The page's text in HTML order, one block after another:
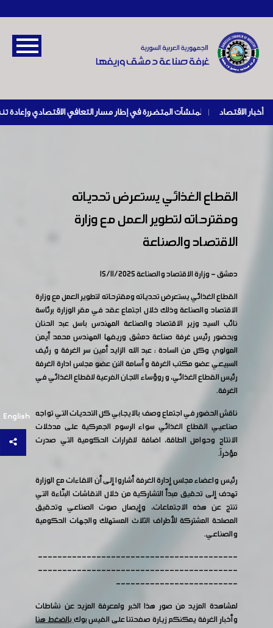
أخبار الاقتصاد |
English
القطاع الغذائي يستعرض تحدياته
ومقترحاته لتطوير العمل مع وزارة
الاقتصاد والصناعة
دمشق - وزارة الاقتصاد والصناعة 15/11/2025
القطاع الغذائي يستعرض تحدياته ومقترحاته لتطوير العمل مع وزارة
الاقتصاد والصناعة وذلك خلال اجتماع عقد في مقر الوزارة برئاسة
نائب السيد وزير الاقتصاد والصناعة المهندس باسل عبد الحنان
وبحضور رئيس غرفة صناعة دمشق وريفها المهندس محمد أيمن
المولوي وكل من السادة : عبد الله الزايد أمين سر الغرفة و رئيف
السبيعي عضو مكتب الغرفة و أسامة النن عضو مجلس ادارة الغرفة
رئيس القطاع الغذائي، و روؤساء اللجان الفرعية للقطاع الغذائي في
الغرفة.
ناقش الحضور في اجتماع وصف بالايجابي كل التحديات التي تواجه
صناعيي القطاع الغذائي سواء الرسوم الجمركية على مدخلات
الانتاج وحوامل الطاقة، اضافة للقرارات الحكومية التي صدرت
مؤخراً.
رئيس واعضاء مجلس إدارة الغرفة أشاروا إلى أن اللقاءات مع الوزارة
تهدف إلى تحقيق مبدأ التشاركية من خلال النقاشات البنّاءة التي
تنتج عن هذه الاجتماعات، وإيصال صوت الصناعي وتحقيق
المصلحة المشتركة للأطراف الثلاث المستهلك والجهات الحكومية
والصناعي.
-----------------------------------------
-----------------------------------------
-------------------------
لمشاهدة المزيد من صور هذا الخبر ولمعرفة المزيد عن نشاطات
وأخبار الغرفة يمكنكم زيارة صفحتنا على الفيس بوكبالضغط هنا